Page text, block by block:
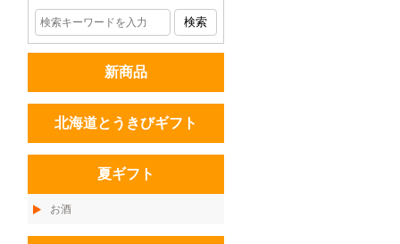
新商品
北海道とうきびギフト
夏ギフト
お酒